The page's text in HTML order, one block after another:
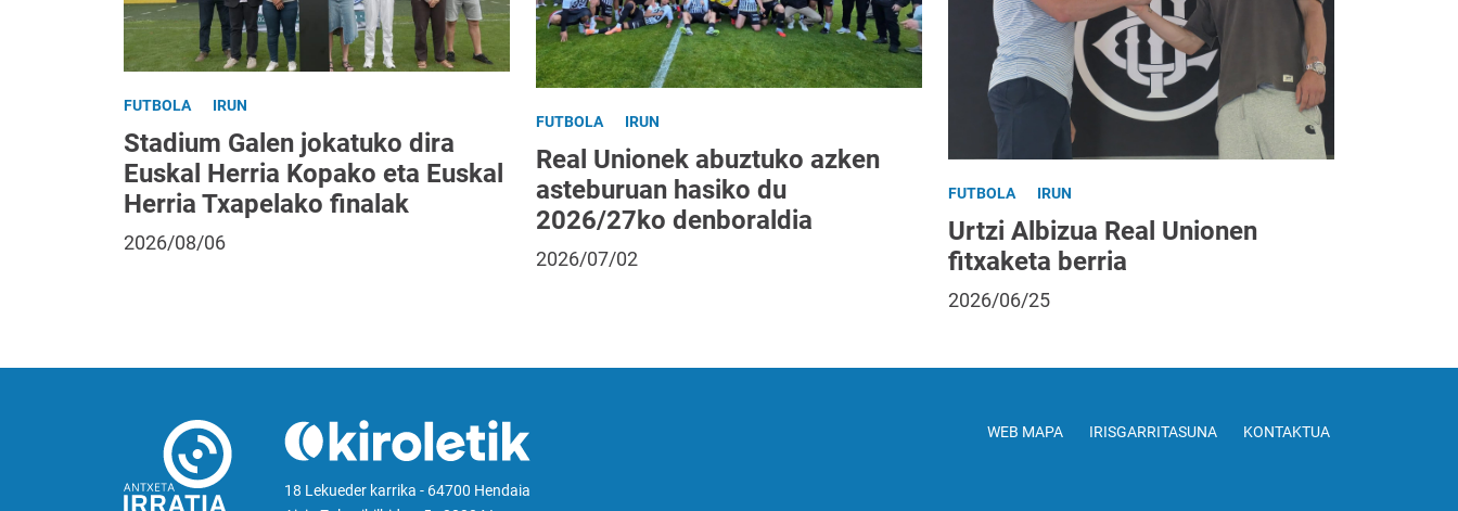
FUTBOLA IRUN
Stadium Galen jokatuko dira
Euskal Herria Kopako eta Euskal
Herria Txapelako finalak
2026/08/06
FUTBOLA IRUN
Real Unionek abuztuko azken
asteburuan hasiko du
2026/27ko denboraldia
2026/07/02
FUTBOLA IRUN
Urtzi Albizua Real Unionen
fitxaketa berria
2026/06/25
18 Lekueder karrika - 64700 Hendaia
WEB MAPA IRISGARRITASUNA KONTAKTUA